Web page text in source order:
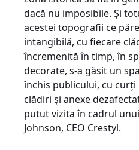
dacă nu imposibile. Și
acestei topografii ce
intangibilă, cu fiecare
încremenită în timp, în
decorate, s-a găsit un
închis publicului, cu
clădiri și anexe
putut vizita în cadrul
Johnson, CEO Crestyl.